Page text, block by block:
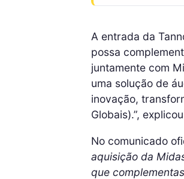
A entrada da
possa
juntamente com
uma solução de
inovação,
Globais).”,
No comunicado
aquisição da
que